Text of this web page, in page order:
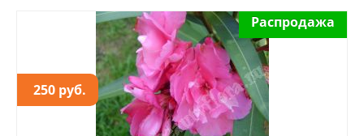
250 руб.
Распродажа